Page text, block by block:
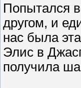
Попытался
другом, и
нас была
Элис в
получила